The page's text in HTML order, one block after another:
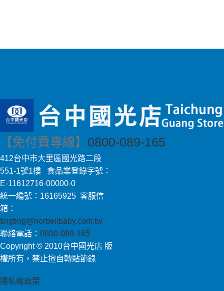
【免付費專線】 0800-089-165
412台中市大里區國光路二段
551-1號1樓 食品業登錄字號：
E-11612716-00000-0
統一編號：16165925 客服信
箱：
tingting@norbeilbaby.com.tw
聯絡電話： 0800-089-165
Copyright © 2010台中國光店 版
權所有，禁止擅自轉貼節錄
隱私權政策